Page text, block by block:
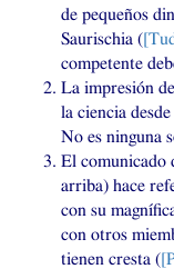
de pequeños
Saurischia (
competente
La impresión
la ciencia
No es ninguna
El comunicado
arriba) hace
con su
con otros
tienen cresta (